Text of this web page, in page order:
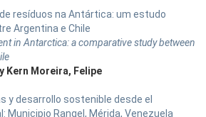
resíduos na Antártica: um estudo
Argentina e Chile
in Antarctica: a comparative study between
Kern Moreira, Felipe
y desarrollo sostenible desde el
Municipio Rangel, Mérida, Venezuela